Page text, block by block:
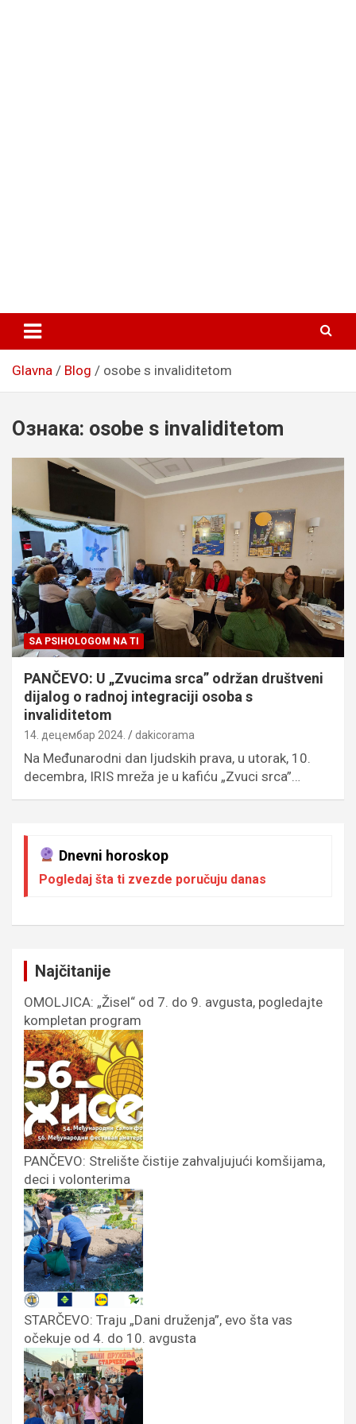
Glavna Blog osobe s invaliditetom
Ознака: osobe s invaliditetom
SA PSIHOLOGOM NA TI
PANČEVO: U „Zvucima srca” održan društveni
dijalog o radnoj integraciji osoba s
invaliditetom
14. децембар 2024. dakicorama
Na Međunarodni dan ljudskih prava, u utorak, 10.
decembra, IRIS mreža je u kafiću „Zvuci srca”…
Dnevni horoskop
Pogledaj šta ti zvezde poručuju danas
Najčitanije
OMOLJICA: „Žisel“ od 7. do 9. avgusta, pogledajte
kompletan program
PANČEVO: Strelište čistije zahvaljujući komšijama,
deci i volonterima
STARČEVO: Traju „Dani druženja”, evo šta vas
očekuje od 4. do 10. avgusta